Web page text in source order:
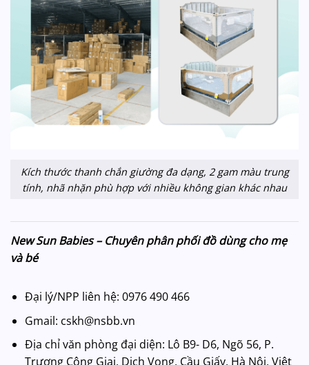
Kích thước thanh chắn giường đa dạng, 2 gam màu trung
tính, nhã nhặn phù hợp với nhiều không gian khác nhau
New Sun Babies – Chuyên phân phối đồ dùng cho mẹ
và bé
Đại lý/NPP liên hệ: 0976 490 466
Gmail: cskh@nsbb.vn
Địa chỉ văn phòng đại diện: Lô B9- D6, Ngõ 56, P.
Trương Công Giai, Dịch Vọng, Cầu Giấy, Hà Nội, Việt